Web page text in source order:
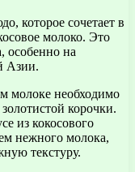
которое сочетает в
молоко. Это
особенно на
Азии.
молоке необходимо
корочки.
из кокосового
нежного молока,
текстуру.